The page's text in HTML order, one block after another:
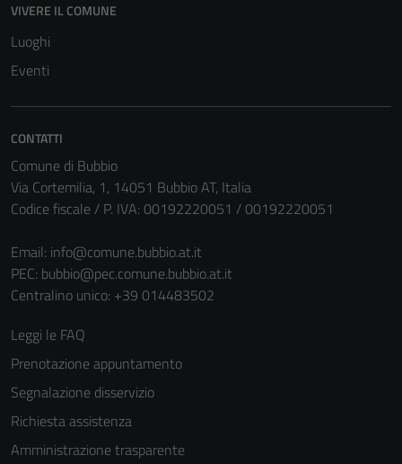
VIVERE IL COMUNE
Luoghi
Eventi
CONTATTI
Comune di Bubbio
Via Cortemilia, 1, 14051 Bubbio AT, Italia
Codice fiscale / P. IVA: 00192220051 / 00192220051
Email: info@comune.bubbio.at.it
PEC: bubbio@pec.comune.bubbio.at.it
Centralino unico: +39 014483502
Leggi le FAQ
Prenotazione appuntamento
Segnalazione disservizio
Richiesta assistenza
Amministrazione trasparente